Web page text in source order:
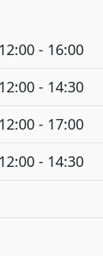
- 16:00
- 14:30
- 17:00
- 14:30